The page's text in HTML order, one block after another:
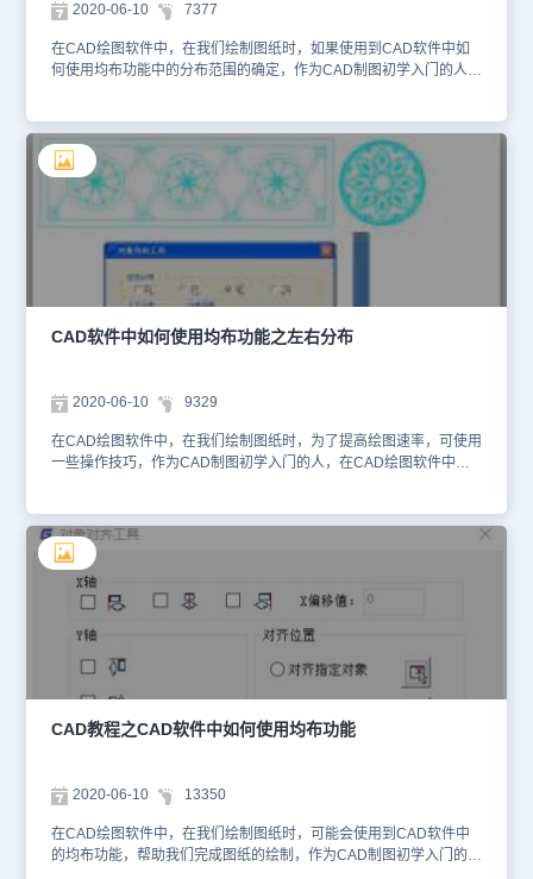
2020-06-10 7377
在CAD绘图软件中，在我们绘制图纸时，如果使用到CAD软件中如
何使用均布功能中的分布范围的确定，作为CAD制图初学入门的人，
CAD绘图软件中，CAD软件中如何使用均布功能中的分布范围的确
定过程：1、找到CAD绘图软件中的菜单位置：[修改]→[均布]；2、
在命 令 行输入：ArrangeTool在CAD绘图软件中，关于CAD软件中
如何使用均布功能中的分布范围的确定，为了更清晰地理解分布范围
的作用，下图为分布后的对像添加了标注。可以看到，当选择“指定
行列间距”，设置对象的均布基准为左端和上端，且指定分布范围的
行距为 30，列距为 10 后，对象的均布效果如下图所示。 在浩辰
CAD绘图软件中，对于CAD制图初学入门的人，在学习CAD软件中
如何使用均布功能中的分布范围确定时，我们可以从CAD下载一些相
关的CAD教程，作为参考。
CAD软件中如何使用均布功能之左右分布
2020-06-10 9329
在CAD绘图软件中，在我们绘制图纸时，为了提高绘图速率，可使用
一些操作技巧，作为CAD制图初学入门的人，在CAD绘图软件中，
使用均布功能中的左右分布的操作过程：1、找到CAD绘图软件中的
菜单位置：[修改]→[均布]；2、 在命 令 行输入：ArrangeTool在CAD
绘图软件中，关于CAD软件中如何使用均布功能中的左右分布功能，
所谓左右分布，指的是各个对象在水平方向上的“均布基准”，此工具
提供 4 种均布基准供用户选择，分别为：左均布基准、中心均布基
准、临近端均布基准和右均布基准。如果选择“左均布基准”，所有均
布操作均以对象的左端为基准，均布效果如下图所示。 从上图可
知，当指定的列距由 20 变为 40 后，两个对象左端的距离发生了相
应的变化。显然，均布效果的实现是以左端为基准的。如果选择“中
心均布基准”，均布以对象的中心为基准，效果如下图所示。从上图
可以看出，列距从 20 变为 30 后，两个参与均布的对象的中心距也
的。如果选择“临近端均布基准”，均布将以相邻对象的临近端为基
准，最终效果如下图所示。所谓的“临近端”，是指两对象中距离最近
的两端。从上图均布之前两个对象的相对位置可以容易看出， 此案
例中的“临近端”正是矩形对象的右端和圆形对象的左端。显然，最终
CAD教程之CAD软件中如何使用均布功能
2020-06-10 13350
在CAD绘图软件中，在我们绘制图纸时，可能会使用到CAD软件中
的均布功能，帮助我们完成图纸的绘制，作为CAD制图初学入门的